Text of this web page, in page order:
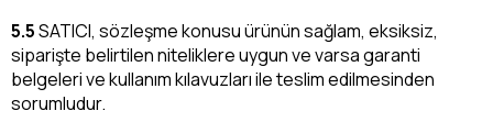
5.5SATICI, sözleşme konusu ürünün sağlam, eksiksiz,
siparişte belirtilen niteliklere uygun ve varsa garanti
belgeleri ve kullanım kılavuzları ile teslim edilmesinden
sorumludur.